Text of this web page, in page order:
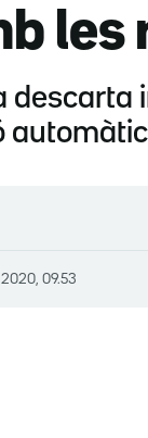
les
descarta
2020, 09.53